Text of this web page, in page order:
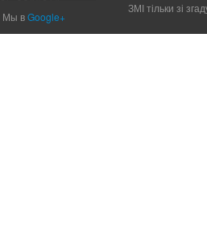
Мы вGoogle+
ЗМІ тільки зі